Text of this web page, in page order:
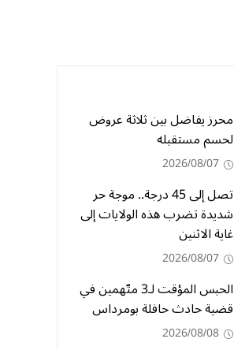
محرز يفاضل بين ثلاثة عروض
لحسم مستقبله
2026/08/07
تصل إلى 45 درجة.. موجة حر
شديدة تضرب هذه الولايات إلى
غاية الاثنين
2026/08/07
الحبس المؤقت لـ3 متّهمين في
قضية حادث حافلة بومرداس
2026/08/08